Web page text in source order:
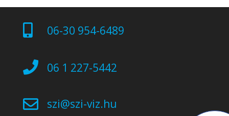
 06-30 954-6489
 06 1 227-5442
 szi@szi-viz.hu